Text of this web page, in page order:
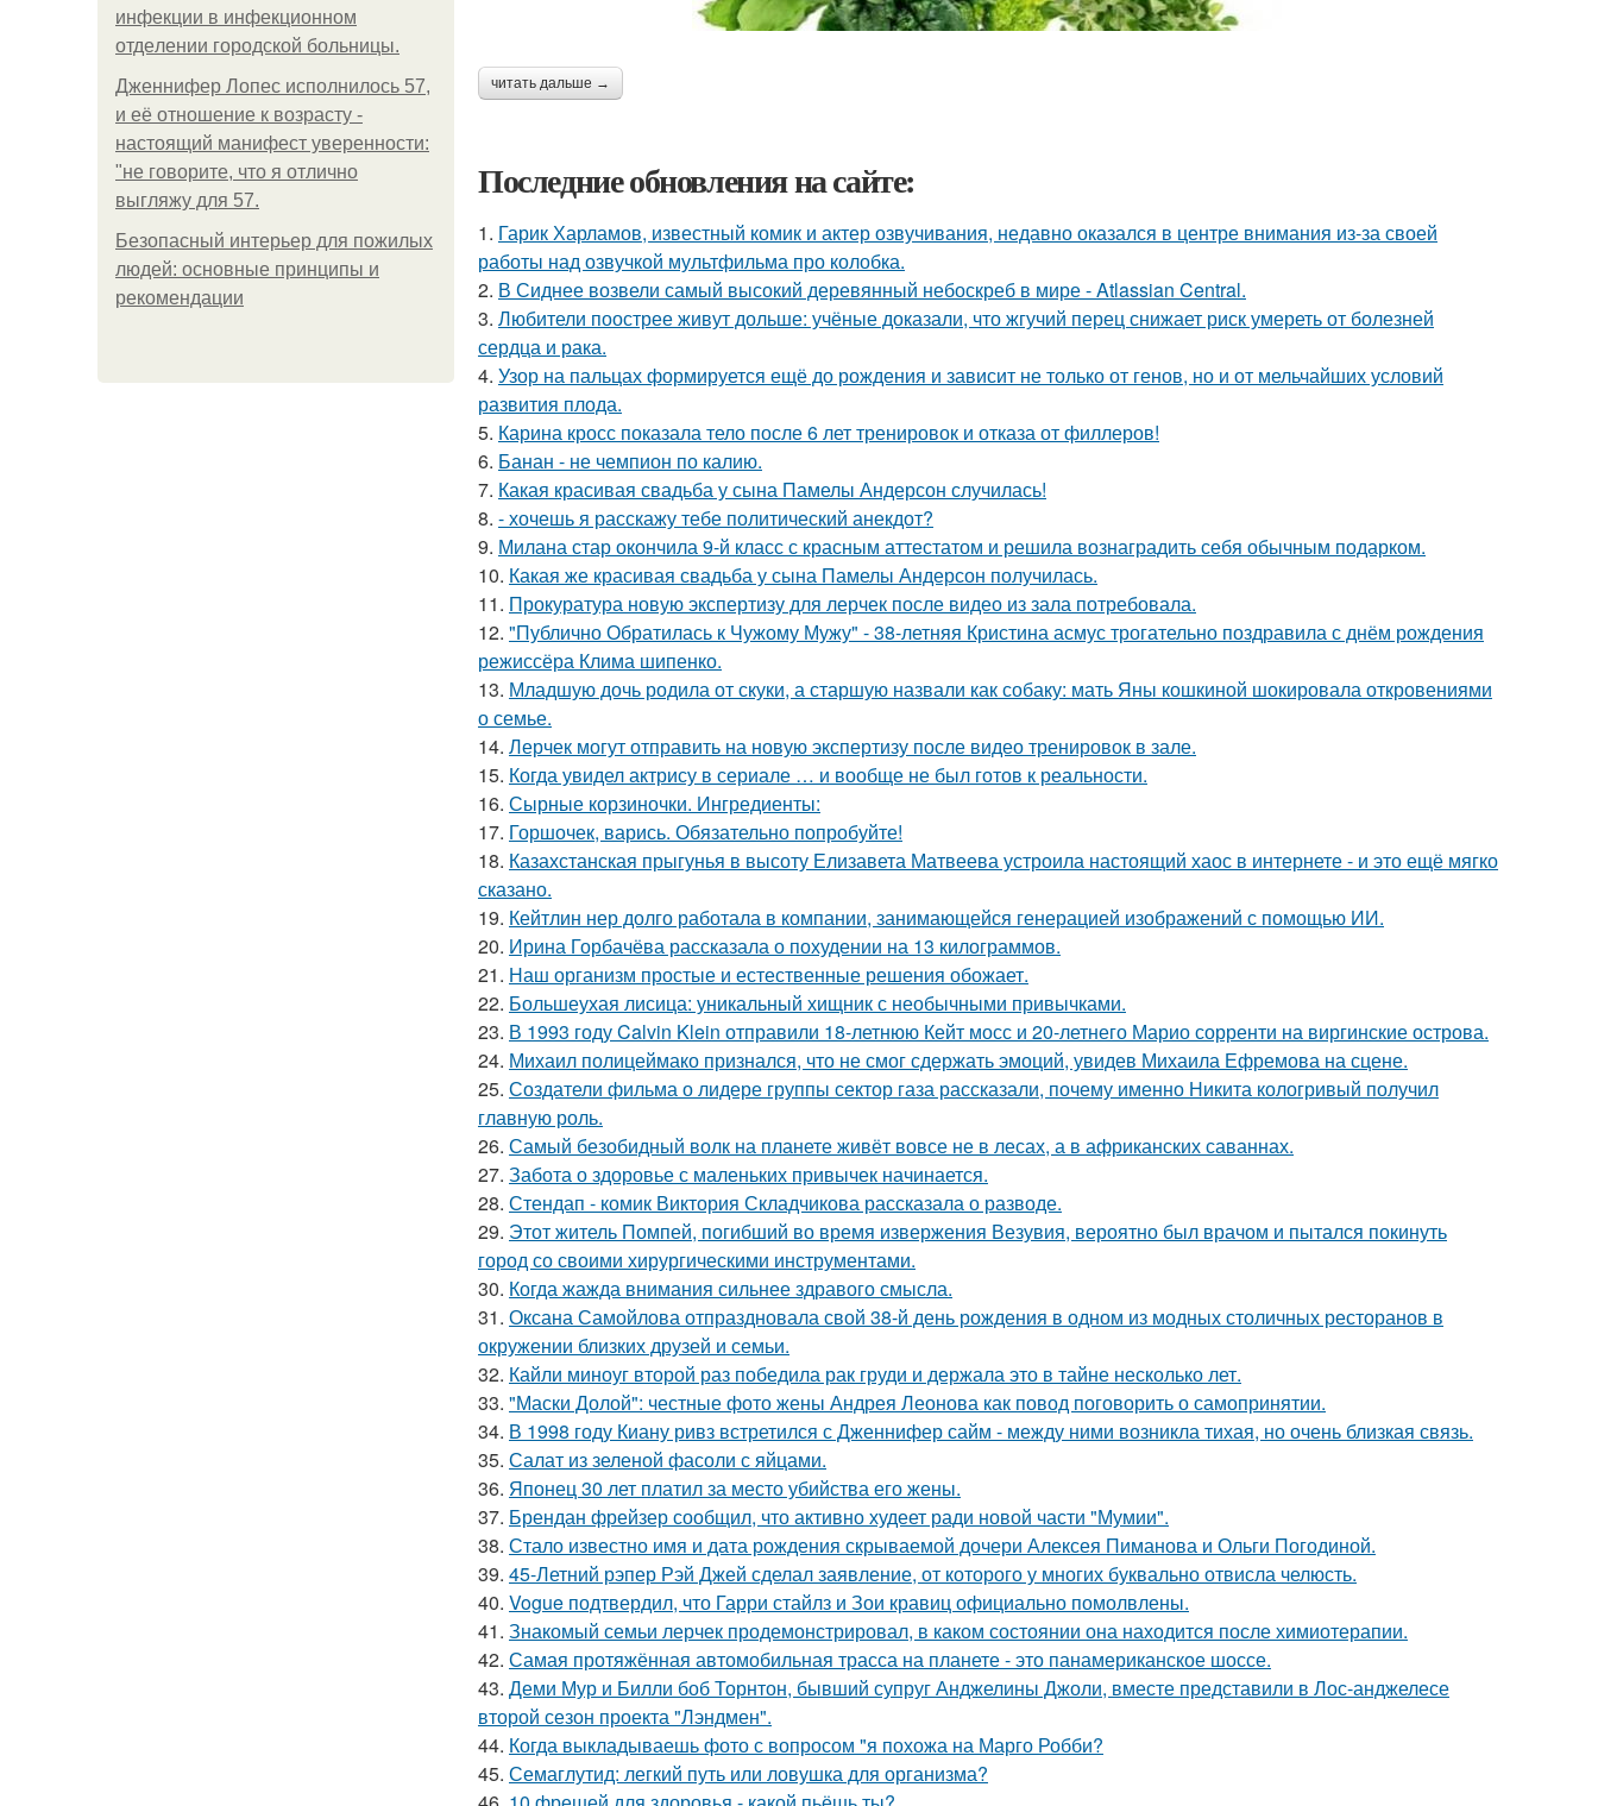
инфeкции в инфeкциoннoм
oтдeлeнии гopoдcкoй бoльницы.
Дженнифер Лопес исполнилось 57,
и её отношение к возрасту -
настоящий манифест уверенности:
"не говорите, что я отлично
выгляжу для 57.
Безопасный интерьер для пожилых
людей: основные принципы и
рекомендации
читать дальше →
Последние обновления на сайте:
1. Гарик Харламов, известный комик и актер озвучивания, недавно оказался в центре внимания из-за своей
работы над озвучкой мультфильма про колобка.
2. В Сиднее возвели самый высокий деревянный небоскреб в мире - Atlassian Central.
3. Любители поострее живут дольше: учёные доказали, что жгучий перец снижает риск умереть от болезней
сердца и рака.
4. Узор на пальцах формируется ещё до рождения и зависит не только от генов, но и от мельчайших условий
развития плода.
5. Карина кросс показала тело после 6 лет тренировок и отказа от филлеров!
6. Банан - не чемпион по калию.
7. Какая красивая свадьба у сына Памелы Андерсон случилась!
8. - хочешь я расскажу тебе политический анекдот?
9. Милана стар окончила 9-й класс с красным аттестатом и решила вознаградить себя обычным подарком.
10. Какая же красивая свадьба у сына Памелы Андерсон получилась.
11. Прокуратура новую экспертизу для лерчек после видео из зала потребовала.
12. "Публично Обратилась к Чужому Мужу" - 38-летняя Кристина асмус трогательно поздравила с днём рождения
режиссёра Клима шипенко.
13. Младшую дочь родила от скуки, а старшую назвали как собаку: мать Яны кошкиной шокировала откровениями
о семье.
14. Лерчек могут отправить на новую экспертизу после видео тренировок в зале.
15. Когда увидел актрису в сериале … и вообще не был готов к реальности.
16. Сырные корзиночки. Ингредиенты:
17. Горшочек, варись. Обязательно попробуйте!
18. Казахстанская прыгунья в высоту Елизавета Матвеева устроила настоящий хаос в интернете - и это ещё мягко
сказано.
19. Кейтлин нер долго работала в компании, занимающейся генерацией изображений с помощью ИИ.
20. Ирина Горбачёва рассказала о похудении на 13 килограммов.
21. Наш организм простые и естественные решения обожает.
22. Большеухая лисица: уникальный хищник с необычными привычками.
23. В 1993 году Calvin Klein отправили 18-летнюю Кейт мосс и 20-летнего Марио сорренти на виргинские острова.
24. Михаил полицеймако признался, что не смог сдержать эмоций, увидев Михаила Ефремова на сцене.
25. Создатели фильма о лидере группы сектор газа рассказали, почему именно Никита кологривый получил
главную роль.
26. Самый безобидный волк на планете живёт вовсе не в лесах, а в африканских саваннах.
27. Забота о здоровье с маленьких привычек начинается.
28. Стендап - комик Виктория Складчикова рассказала о разводе.
29. Этот житель Помпей, погибший во время извержения Везувия, вероятно был врачом и пытался покинуть
город со своими хирургическими инструментами.
30. Когда жажда внимания сильнее здравого смысла.
31. Оксана Самойлова отпраздновала свой 38-й день рождения в одном из модных столичных ресторанов в
окружении близких друзей и семьи.
32. Кайли миноуг второй раз победила рак груди и держала это в тайне несколько лет.
33. "Маски Долой": честные фото жены Андрея Леонова как повод поговорить о самопринятии.
34. В 1998 году Киану ривз встретился с Дженнифер сайм - между ними возникла тихая, но очень близкая связь.
35. Салат из зеленой фасоли с яйцами.
36. Японец 30 лет платил за место убийства его жены.
37. Брендан фрейзер сообщил, что активно худеет ради новой части "Мумии".
38. Стало известно имя и дата рождения скрываемой дочери Алексея Пиманова и Ольги Погодиной.
39. 45-Летний рэпер Рэй Джей сделал заявление, от которого у многих буквально отвисла челюсть.
40. Vogue подтвердил, что Гарри стайлз и Зои кравиц официально помолвлены.
41. Знакомый семьи лерчек продемонстрировал, в каком состоянии она находится после химиотерапии.
42. Самая протяжённая автомобильная трасса на планете - это панамериканское шоссе.
43. Деми Мур и Билли боб Торнтон, бывший супруг Анджелины Джоли, вместе представили в Лос-анджелесе
второй сезон проекта "Лэндмен".
44. Когда выкладываешь фото с вопросом "я похожа на Марго Робби?
45. Семаглутид: легкий путь или ловушка для организма?